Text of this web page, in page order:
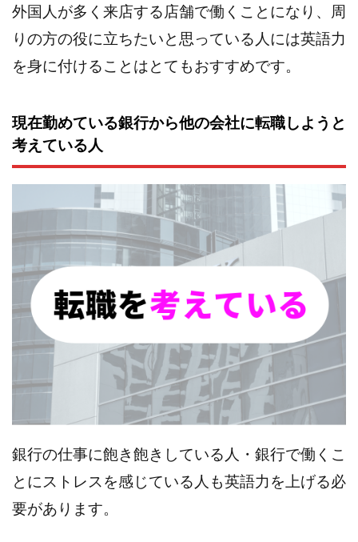
外国人が多く来店する店舗で働くことになり、周
りの方の役に立ちたいと思っている人には英語力
を身に付けることはとてもおすすめです。
現在勤めている銀行から他の会社に転職しようと
考えている人
銀行の仕事に飽き飽きしている人・銀行で働くこ
とにストレスを感じている人も英語力を上げる必
要があります。